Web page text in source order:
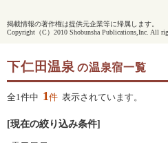
掲載情報の著作権は提供元企業等に帰属します。
Copyright（C）2010 Shobunsha Publications,Inc. All
下仁田温泉 の温泉宿一覧
全1件中 1件 表示されています。
[現在の絞り込み条件]